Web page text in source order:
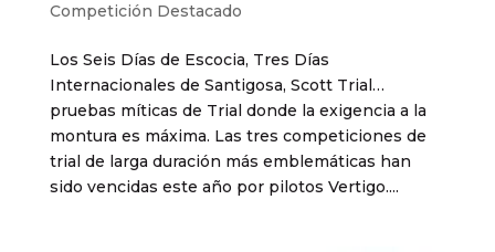
Competición Destacado
Los Seis Días de Escocia, Tres Días
Internacionales de Santigosa, Scott Trial…
pruebas míticas de Trial donde la exigencia a la
montura es máxima. Las tres competiciones de
trial de larga duración más emblemáticas han
sido vencidas este año por pilotos Vertigo....